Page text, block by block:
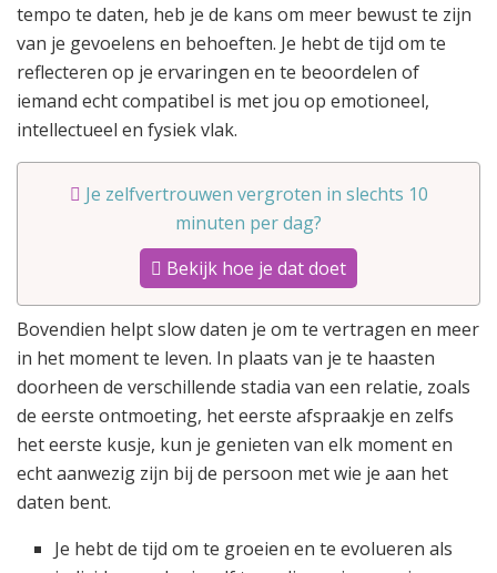
tempo te daten, heb je de kans om meer bewust te zijn
van je gevoelens en behoeften. Je hebt de tijd om te
reflecteren op je ervaringen en te beoordelen of
iemand echt compatibel is met jou op emotioneel,
intellectueel en fysiek vlak.
Je zelfvertrouwen vergroten in slechts 10
minuten per dag?
Bekijk hoe je dat doet
Bovendien helpt slow daten je om te vertragen en meer
in het moment te leven. In plaats van je te haasten
doorheen de verschillende stadia van een relatie, zoals
de eerste ontmoeting, het eerste afspraakje en zelfs
het eerste kusje, kun je genieten van elk moment en
echt aanwezig zijn bij de persoon met wie je aan het
daten bent.
Je hebt de tijd om te groeien en te evolueren als